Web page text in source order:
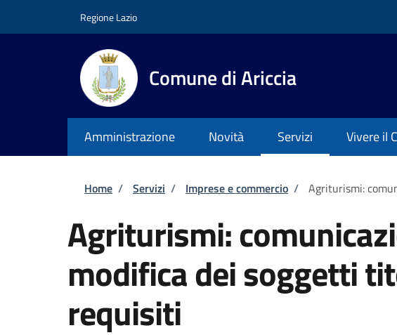
Regione Lazio
Comune di Ariccia
Amministrazione Novità Servizi Vivere il
Briciole di pane
Home / Servizi / Imprese e commercio / Agriturismi:
Agriturismi:
modifica dei soggetti
requisiti